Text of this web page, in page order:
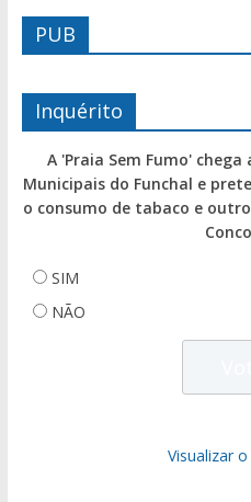
PUB
Inquérito
A 'Praia Sem Fumo'
Municipais do Funchal e
o consumo de tabaco e
SIM
NÃO
Visualizar